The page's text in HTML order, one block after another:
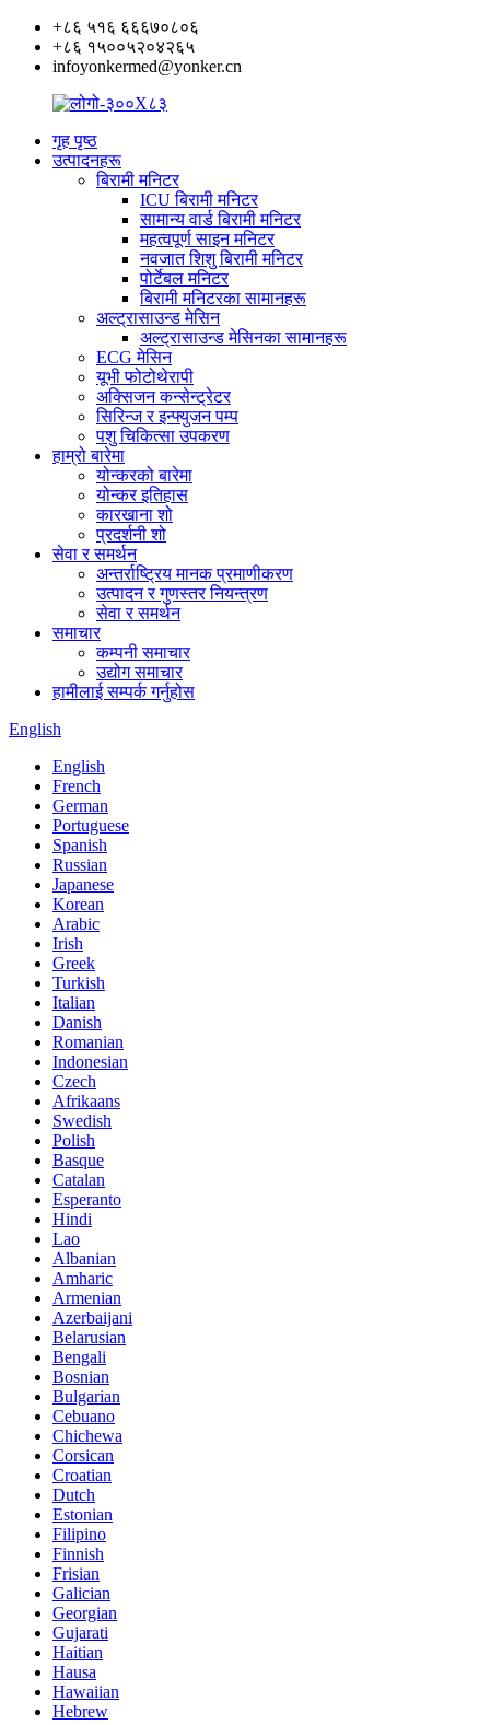
+८६ ५१६ ६६६७०८०६
+८६ १५००५२०४२६५
infoyonkermed@yonker.cn
गृह पृष्ठ
उत्पादनहरू
बिरामी मनिटर
ICU बिरामी मनिटर
सामान्य वार्ड बिरामी मनिटर
महत्वपूर्ण साइन मनिटर
नवजात शिशु बिरामी मनिटर
पोर्टेबल मनिटर
बिरामी मनिटरका सामानहरू
अल्ट्रासाउन्ड मेसिन
अल्ट्रासाउन्ड मेसिनका सामानहरू
ECG मेसिन
यूभी फोटोथेरापी
अक्सिजन कन्सेन्ट्रेटर
सिरिन्ज र इन्फ्युजन पम्प
पशु चिकित्सा उपकरण
हाम्रो बारेमा
योन्करको बारेमा
योन्कर इतिहास
कारखाना शो
प्रदर्शनी शो
सेवा र समर्थन
अन्तर्राष्ट्रिय मानक प्रमाणीकरण
उत्पादन र गुणस्तर नियन्त्रण
सेवा र समर्थन
समाचार
कम्पनी समाचार
उद्योग समाचार
हामीलाई सम्पर्क गर्नुहोस
English
English
French
German
Portuguese
Spanish
Russian
Japanese
Korean
Arabic
Irish
Greek
Turkish
Italian
Danish
Romanian
Indonesian
Czech
Afrikaans
Swedish
Polish
Basque
Catalan
Esperanto
Hindi
Lao
Albanian
Amharic
Armenian
Azerbaijani
Belarusian
Bengali
Bosnian
Bulgarian
Cebuano
Chichewa
Corsican
Croatian
Dutch
Estonian
Filipino
Finnish
Frisian
Galician
Georgian
Gujarati
Haitian
Hausa
Hawaiian
Hebrew